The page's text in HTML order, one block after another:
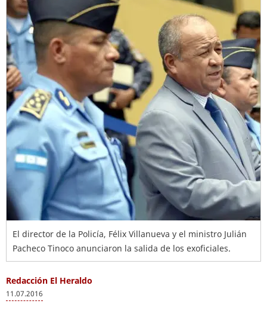
El director de la Policía, Félix Villanueva y el ministro Julián
Pacheco Tinoco anunciaron la salida de los exoficiales.
Redacción El Heraldo
11.07.2016